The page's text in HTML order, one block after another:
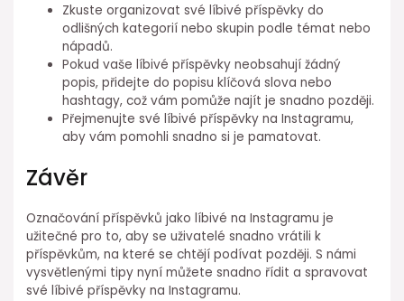
Zkuste organizovat své líbivé příspěvky do
odlišných kategorií nebo skupin podle témat nebo
nápadů.
Pokud vaše líbivé příspěvky neobsahují žádný
popis, přidejte do popisu klíčová slova nebo
hashtagy, což vám pomůže najít je snadno později.
Přejmenujte své líbivé příspěvky na Instagramu,
aby vám pomohli snadno si je pamatovat.
Závěr
Označování příspěvků jako líbivé na Instagramu je
užitečné pro to, aby se uživatelé snadno vrátili k
příspěvkům, na které se chtějí podívat později. S námi
vysvětlenými tipy nyní můžete snadno řídit a spravovat
své líbivé příspěvky na Instagramu.